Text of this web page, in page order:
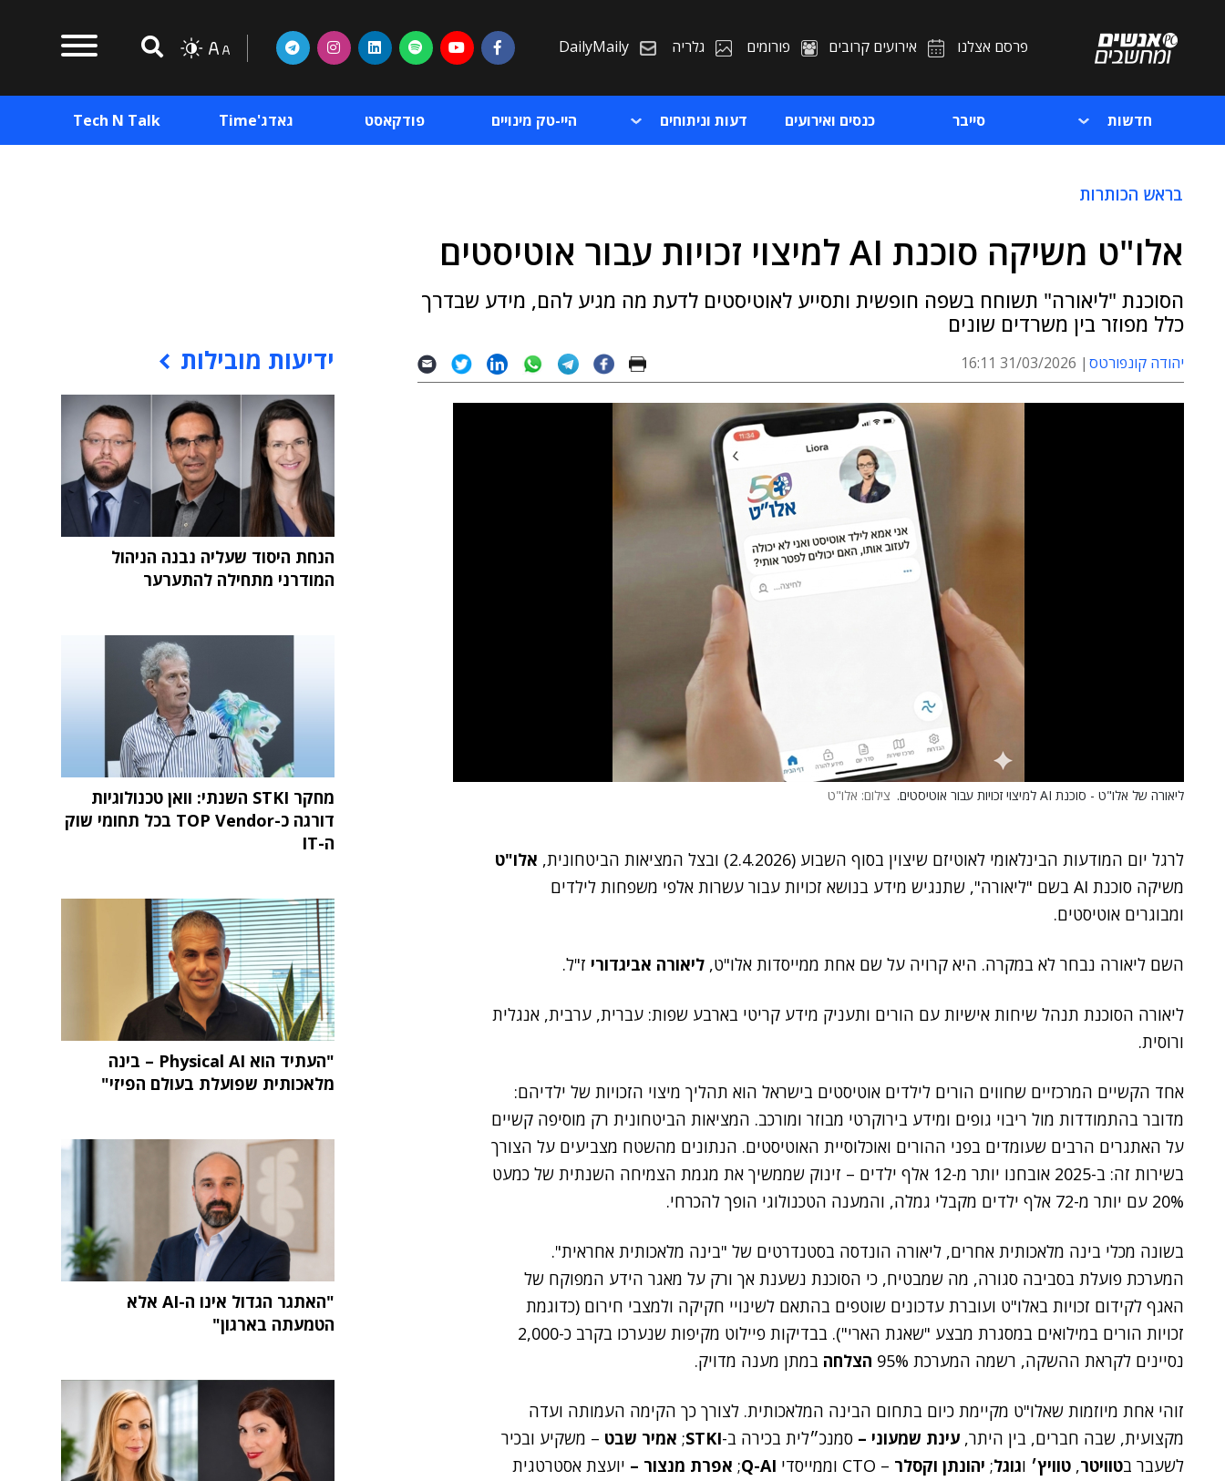
פרסם אצלנו אירועים קרובים פורומים גלריה DailyMaily
חדשות סייבר כנסים ואירועים דעות וניתוחים היי-טק מינויים פודקאסט גאדג'Time Tech N Talk
בראש הכותרות
אלו"ט משיקה סוכנת AI למיצוי זכויות עבור אוטיסטים
הסוכנת "ליאורה" תשוחח בשפה חופשית ותסייע לאוטיסטים לדעת מה מגיע להם, מידע שבדרך
כלל מפוזר בין משרדים שונים
יהודה קונפורטס 31/03/2026 16:11
ליאורה של אלו"ט - סוכנת AI למיצוי זכויות עבור אוטיסטים. צילום: אלו"ט
לרגל יום המודעות הבינלאומי לאוטיזם שיצוין בסוף השבוע (2.4.2026) ובצל המציאות הביטחונית,
אלו"ט
משיקה סוכנת AI בשם "ליאורה", שתנגיש מידע בנושא זכויות עבור עשרות אלפי משפחות לילדים
ומבוגרים אוטיסטים.
השם ליאורה נבחר לא במקרה. היא קרויה על שם אחת ממייסדות אלו"ט, ליאורה אביגדורי ז"ל.
ליאורה הסוכנת תנהל שיחות אישיות עם הורים ותעניק מידע קריטי בארבע שפות: עברית, ערבית, אנגלית
ורוסית.
אחד הקשיים המרכזיים שחווים הורים לילדים אוטיסטים בישראל הוא תהליך מיצוי הזכויות של ילדיהם:
מדובר בהתמודדות מול ריבוי גופים ומידע בירוקרטי מבוזר ומורכב. המציאות הביטחונית רק מוסיפה קשיים
על האתגרים הרבים שעומדים בפני ההורים ואוכלוסיית האוטיסטים. הנתונים מהשטח מצביעים על הצורך
בשירות זה: ב-2025 אובחנו יותר מ-12 אלף ילדים – זינוק שממשיך את מגמת הצמיחה השנתית של כמעט
20% עם יותר מ-72 אלף ילדים מקבלי גמלה, והמענה הטכנולוגי הופך להכרחי.
בשונה מכלי בינה מלאכותית אחרים, ליאורה הונדסה בסטנדרטים של "בינה מלאכותית אחראית".
המערכת פועלת בסביבה סגורה, מה שמבטיח, כי הסוכנת נשענת אך ורק על מאגר הידע המפוקח של
האגף לקידום זכויות באלו"ט ועוברת עדכונים שוטפים בהתאם לשינויי חקיקה ולמצבי חירום (כדוגמת
זכויות הורים במילואים במסגרת מבצע "שאגת הארי"). בבדיקות פיילוט מקיפות שנערכו בקרב כ-2,000
נסיינים לקראת ההשקה, רשמה המערכת 95%
הצלחה במתן מענה מדויק.
זוהי אחת מיוזמות שאלו"ט מקיימת כיום בתחום הבינה המלאכותית. לצורך כך הקימה העמותה ועדה
מקצועית, שבה חברים, בין היתר, עינת שמעוני – סמנכ״לית בכירה ב-STKI
; אמיר שבט – משקיע ובכיר
לשעבר בטוויטר, טוויץ׳ וגוגל; יהונתן וקסלר – CTO וממייסדי Q-AI
; אפרת מנצור – יועצת אסטרטגית
ידיעות מובילות
הנחת היסוד שעליה נבנה הניהול
המודרני מתחילה להתערער
מחקר STKI השנתי: וואן טכנולוגיות
דורגה כ-TOP Vendor בכל תחומי שוק
ה-IT
"העתיד הוא Physical AI – בינה
מלאכותית שפועלת בעולם הפיזי"
"האתגר הגדול אינו ה-AI אלא
הטמעתה בארגון"